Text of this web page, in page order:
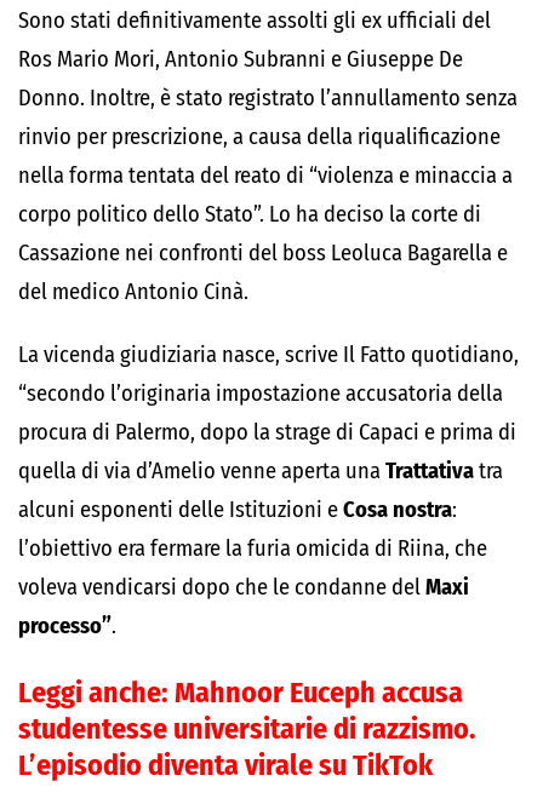
Sono stati definitivamente assolti gli ex ufficiali del
Ros Mario Mori, Antonio Subranni e Giuseppe De
Donno. Inoltre, è stato registrato l’annullamento senza
rinvio per prescrizione, a causa della riqualificazione
nella forma tentata del reato di “violenza e minaccia a
corpo politico dello Stato”. Lo ha deciso la corte di
Cassazione nei confronti del boss Leoluca Bagarella e
del medico Antonio Cinà.
La vicenda giudiziaria nasce, scrive Il Fatto quotidiano,
“secondo l’originaria impostazione accusatoria della
procura di Palermo, dopo la strage di Capaci e prima di
quella di via d’Amelio venne aperta una Trattativatra
alcuni esponenti delle Istituzioni eCosa nostra:
l’obiettivo era fermare la furia omicida di Riina, che
voleva vendicarsi dopo che le condanne delMaxi
processo”.
Leggi anche: Mahnoor Euceph accusa
studentesse universitarie di razzismo.
L’episodio diventa virale su TikTok